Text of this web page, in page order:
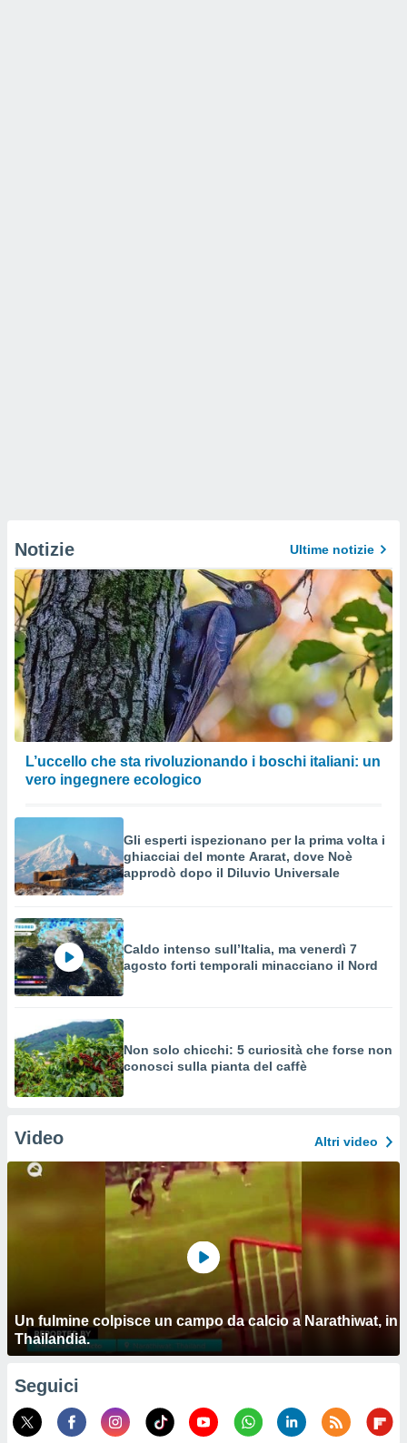
Notizie Ultime notizie
L’uccello che sta rivoluzionando i boschi italiani: un
vero ingegnere ecologico
Gli esperti ispezionano per la prima volta i
ghiacciai del monte Ararat, dove Noè
approdò dopo il Diluvio Universale
Caldo intenso sull’Italia, ma venerdì 7
agosto forti temporali minacciano il Nord
Non solo chicchi: 5 curiosità che forse non
conosci sulla pianta del caffè
Video Altri video
Un fulmine colpisce un campo da calcio a Narathiwat, in
Thailandia.
Seguici